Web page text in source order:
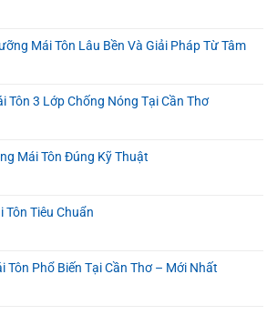
Mái Tôn Lâu Bền Và Giải Pháp Từ Tâm
Tôn 3 Lớp Chống Nóng Tại Cần Thơ
Mái Tôn Đúng Kỹ Thuật
Tôn Tiêu Chuẩn
Tôn Phổ Biến Tại Cần Thơ – Mới Nhất